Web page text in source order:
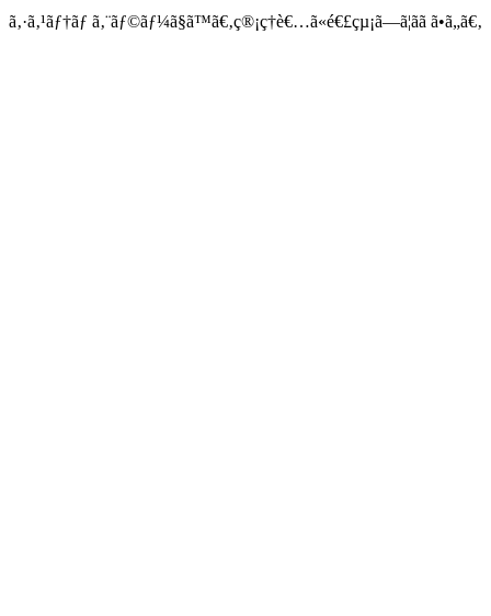
ã‚·ã‚¹ãƒ†ãƒ ã‚¨ãƒ©ãƒ¼ã§ã™ã€‚ç®¡ç†è€…ã«é€£çµ¡ã—ã¦ãã ã•ã„ã€‚